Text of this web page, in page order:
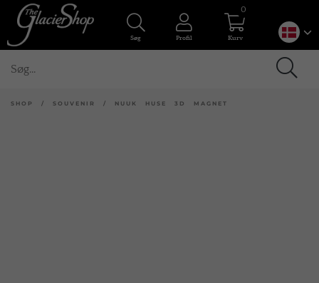
Søg Profil Kurv
0
SHOP / SOUVENIR / NUUK HUSE 3D MAGNET